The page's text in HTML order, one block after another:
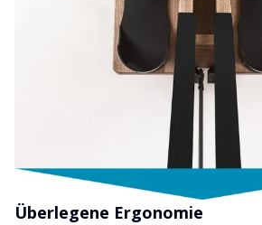
Überlegene Ergonomie